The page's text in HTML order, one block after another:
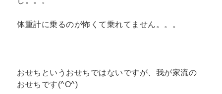
体重計に乗るのが怖くて乗れてません。。。
おせちというおせちではないですが、我が家流の
おせちです(^O^)